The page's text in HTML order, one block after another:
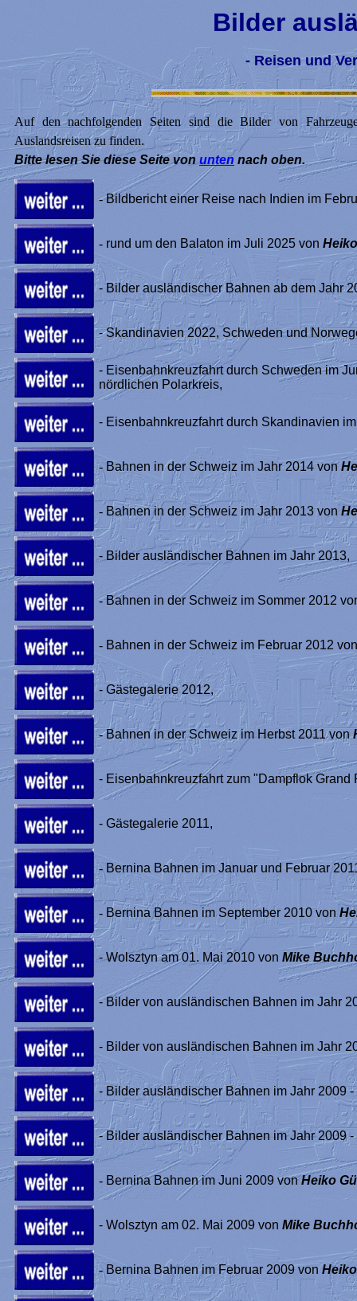
Bilder
- Reisen und
Auf den nachfolgenden Seiten sind die Bilder von
Auslandsreisen zu finden.
Bitte lesen Sie diese Seite von unten nach oben.
-Bildbericht einer Reise nach Indien im
- rund um den Balaton im Juli 2025 von
- Bilder ausländischer Bahnen ab dem Jahr
- Skandinavien 2022, Schweden und
- Eisenbahnkreuzfahrt durch Schweden im
nördlichen Polarkreis,
- Eisenbahnkreuzfahrt durch Skandinavien
-Bahnen in der Schweiz im Jahr 2014 von
- Bahnen in der Schweiz im Jahr 2013 von
- Bilder ausländischer Bahnen im Jahr 2013,
-Bahnen in der Schweiz im Sommer 2012
- Bahnen in der Schweiz im Februar 2012
- Gästegalerie 2012,
-Bahnen in der Schweiz im Herbst 2011 von
- Eisenbahnkreuzfahrt zum "Dampflok
- Gästegalerie 2011,
- Bernina Bahnen im Januar und Februar
- Bernina Bahnen im September 2010 von
- Wolsztyn am 01. Mai 2010 von Mike
- Bilder von ausländischen Bahnen im Jahr
- Bilder von ausländischen Bahnen im Jahr
- Bilder ausländischer Bahnen im Jahr 2009 -
- Bilder ausländischer Bahnen im Jahr 2009 -
- Bernina Bahnen im Juni 2009 vonHeiko
- Wolsztyn am 02. Mai 2009 von Mike
- Bernina Bahnen im Februar 2009 von